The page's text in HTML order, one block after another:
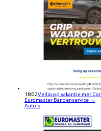
18:02Veilig op vakantie met
Euromaster Bandenservice →
Auto's